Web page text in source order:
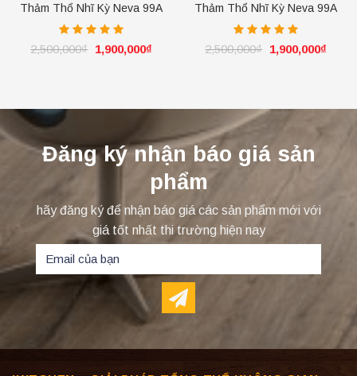
Thảm Thổ Nhĩ Kỳ Neva 99A
Ivory
2,500,000₫ 1,900,000₫
Thảm Thổ Nhĩ Kỳ Neva 99A
Ivory
2,500,000₫ 1,900,000₫
Đăng ký nhận báo giá sản
phẩm
hãy đăng ký để nhận báo giá các sản phẩm mới với
giá tốt nhất thi trường hiện nay